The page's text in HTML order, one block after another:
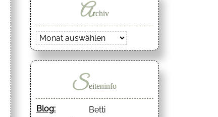
Archiv
Archiv
Seiteninfo
Blog:
Betti